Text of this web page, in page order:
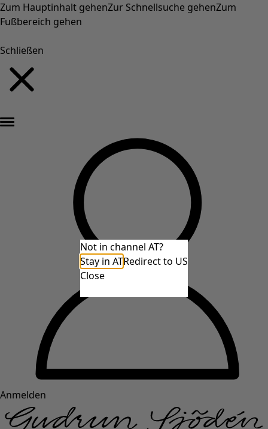
Zum Hauptinhalt gehenZur Schnellsuche gehenZum
Fußbereich gehen
Schließen
Anmelden
Not in channel AT?
Stay in ATRedirect to US
Close